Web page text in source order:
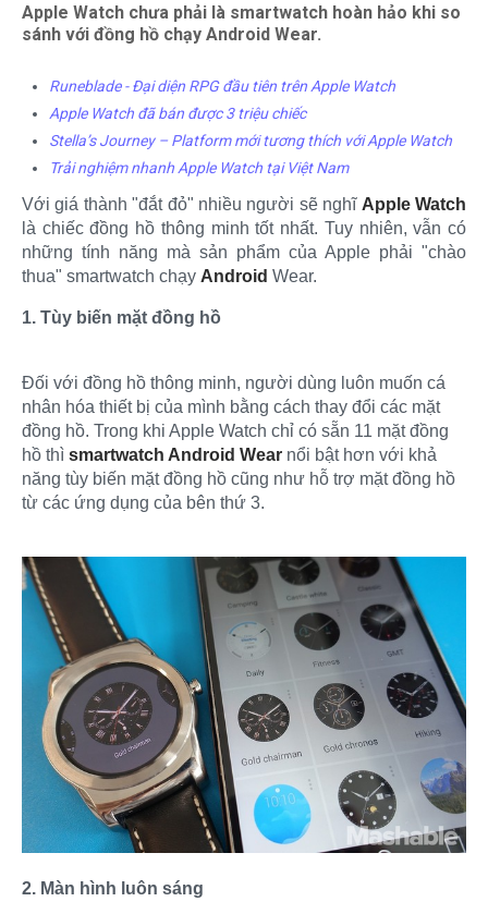
Apple Watch chưa phải là smartwatch hoàn hảo khi so
sánh với đồng hồ chạy Android Wear.
Runeblade - Đại diện RPG đầu tiên trên Apple Watch
Apple Watch đã bán được 3 triệu chiếc
Stella’s Journey – Platform mới tương thích với Apple Watch
Trải nghiệm nhanh Apple Watch tại Việt Nam
Với giá thành "đắt đỏ" nhiều người sẽ nghĩ Apple Watch
là chiếc đồng hồ thông minh tốt nhất. Tuy nhiên, vẫn có
những tính năng mà sản phẩm của Apple phải "chào
thua" smartwatch chạy Android Wear.
1. Tùy biến mặt đồng hồ
Đối với đồng hồ thông minh, người dùng luôn muốn cá
nhân hóa thiết bị của mình bằng cách thay đổi các mặt
đồng hồ. Trong khi Apple Watch chỉ có sẵn 11 mặt đồng
hồ thì smartwatch Android Wear nổi bật hơn với khả
năng tùy biến mặt đồng hồ cũng như hỗ trợ mặt đồng hồ
từ các ứng dụng của bên thứ 3.​
2. Màn hình luôn sáng